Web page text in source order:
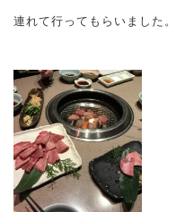
連れて行ってもらいました。